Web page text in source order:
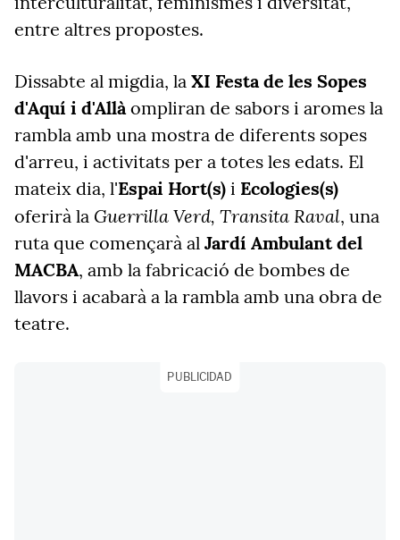
entre altres propostes.
Dissabte al migdia, la XI Festa de les Sopes
d'Aquí i d'Allàompliran de sabors i aromes la
rambla amb una mostra de diferents sopes
d'arreu, i activitats per a totes les edats. El
mateix dia, l'Espai Hort(s) i Ecologies(s)
oferirà la Guerrilla Verd, Transita Raval, una
ruta que començarà al Jardí Ambulant del
MACBA, amb la fabricació de bombes de
llavors i acabarà a la rambla amb una obra de
teatre.
PUBLICIDAD